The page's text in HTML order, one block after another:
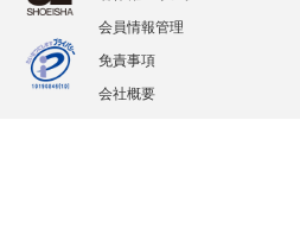
会員情報管理
免責事項
会社概要